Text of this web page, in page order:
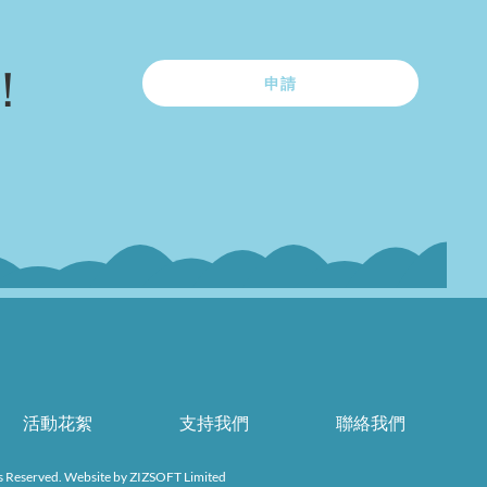
申請
活動花絮 支持我們 聯絡我們
Website byZIZSOFT Limited